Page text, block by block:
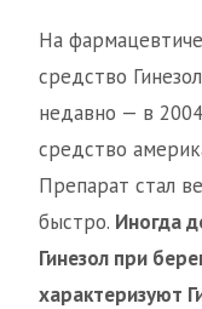
На
средство
недавно — в
средство
Препарат стал
быстро. Иногда
Гинезол при
характеризуют